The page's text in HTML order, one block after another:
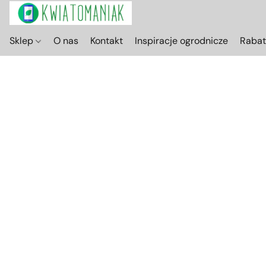
Sklep O nas Kontakt Inspiracje ogrodnicze